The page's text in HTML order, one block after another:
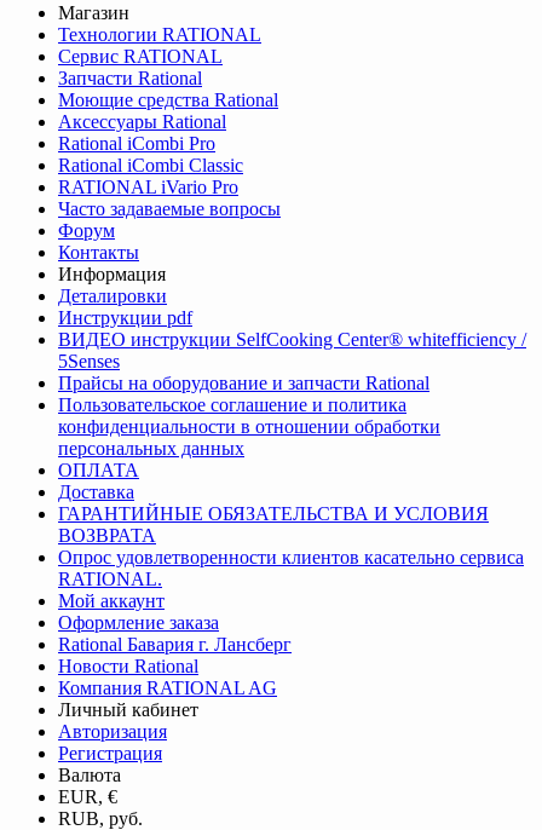
Магазин
Технологии RATIONAL
Сервис RATIONAL
Запчасти Rational
Моющие средства Rational
Аксессуары Rational
Rational iCombi Pro
Rational iCombi Classic
RATIONAL iVario Pro
Часто задаваемые вопросы
Форум
Контакты
Информация
Деталировки
Инструкции pdf
ВИДЕО инструкции SelfCooking Center® whitefficiency /
5Senses
Прайсы на оборудование и запчасти Rational
Пользовательское соглашение и политика
конфиденциальности в отношении обработки
персональных данных
ОПЛАТА
Доставка
ГАРАНТИЙНЫЕ ОБЯЗАТЕЛЬСТВА И УСЛОВИЯ
ВОЗВРАТА
Опрос удовлетворенности клиентов касательно сервиса
RATIONAL.
Мой аккаунт
Оформление заказа
Rational Бавария г. Лансберг
Новости Rational
Компания RATIONAL AG
Личный кабинет
Авторизация
Регистрация
Валюта
EUR, €
RUB, руб.